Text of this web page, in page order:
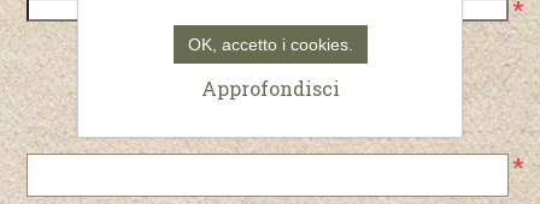
*
Password
*
OK, accetto i cookies.
Approfondisci